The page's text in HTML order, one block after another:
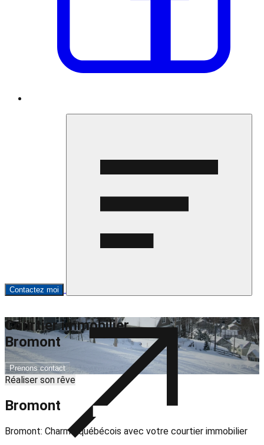
Contactez moi
Courtier immobilier
Bromont
Prenons contact
Réaliser son rêve
Bromont
Bromont: Charme québécois avec votre courtier immobilier